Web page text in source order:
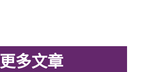
更多文章